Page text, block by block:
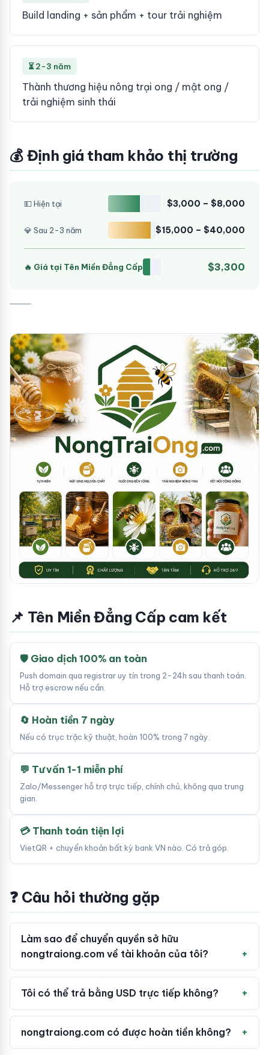
Build landing + sản phẩm + tour trải nghiệm
⏳ 2-3 năm
Thành thương hiệu nông trại ong / mật ong /
trải nghiệm sinh thái
💰 Định giá tham khảo thị trường
💵 Hiện tại $3,000 – $8,000
💎 Sau 2-3 năm $15,000 – $40,000
🔥 Giá tại Tên Miền Đẳng Cấp $3,300
⸻
📌 Tên Miền Đẳng Cấp cam kết
🛡 Giao dịch 100% an toàn
Push domain qua registrar uy tín trong 2-24h sau thanh toán.
Hỗ trợ escrow nếu cần.
🔄 Hoàn tiền 7 ngày
Nếu có trục trặc kỹ thuật, hoàn 100% trong 7 ngày.
💬 Tư vấn 1-1 miễn phí
Zalo/Messenger hỗ trợ trực tiếp, chính chủ, không qua trung
gian.
💳 Thanh toán tiện lợi
VietQR + chuyển khoản bất kỳ bank VN nào. Có trả góp.
❓ Câu hỏi thường gặp
Làm sao để chuyển quyền sở hữu
nongtraiong.com về tài khoản của tôi?
Tôi có thể trả bằng USD trực tiếp không?
nongtraiong.com có được hoàn tiền không?